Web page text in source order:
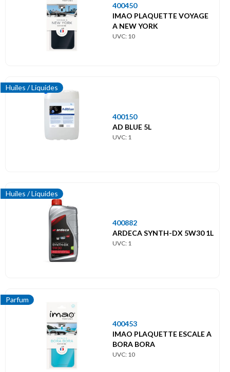
400450
IMAO PLAQUETTE VOYAGE
A NEW YORK
UVC: 10
Huiles / Liquides
400150
AD BLUE 5L
UVC: 1
Huiles / Liquides
400882
ARDECA SYNTH-DX 5W30 1L
UVC: 1
Parfum
400453
IMAO PLAQUETTE ESCALE A
BORA BORA
UVC: 10